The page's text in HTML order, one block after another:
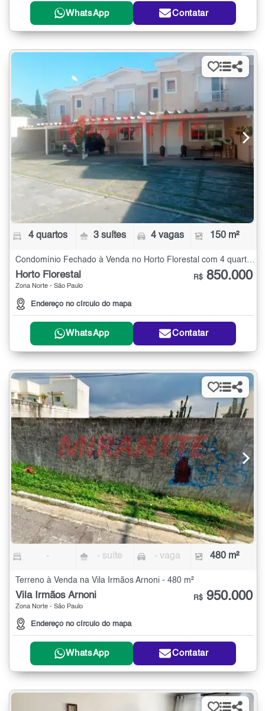
WhatsApp Contatar
4 quartos 3 suítes 4 vagas 150 m²
Condomínio Fechado à Venda no Horto Florestal com 4 quartos - 150 m²
Horto Florestal
Zona Norte - São Paulo
Endereço no círculo do mapa
R$ 850.000
WhatsApp Contatar
- - suíte - vaga 480 m²
Terreno à Venda na Vila Irmãos Arnoni - 480 m²
Vila Irmãos Arnoni
Zona Norte - São Paulo
Endereço no círculo do mapa
R$ 950.000
WhatsApp Contatar